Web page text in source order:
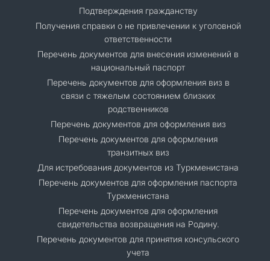
Подтверждения гражданству
Получения справки о не привлечении к уголовной
ответственности
Перечень документов для внесения изменений в
национальный паспорт
Перечень документов для оформления виз в
связи с тяжелым состоянием близких
родственников
Перечень документов для оформления виз
Перечень документов для оформления
транзитных виз
Для истребования документов из Туркменистана
Перечень документов для оформления паспорта
Туркменистана
Перечень документов для оформления
свидетельства возвращения на Родину.
Перечень документов для принятия консульского
учета